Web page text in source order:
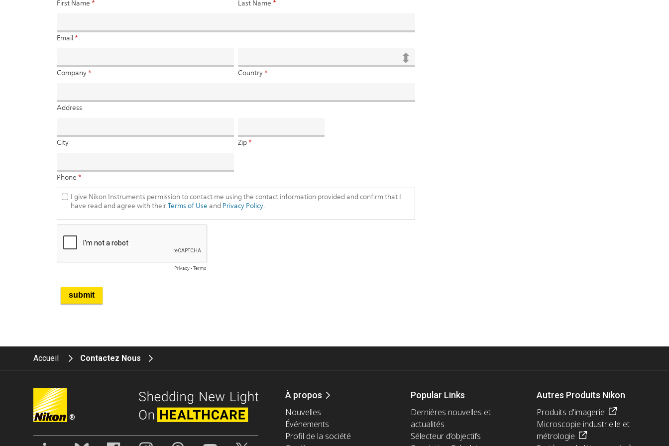
Accueil Contactez Nous
®
À propos
Nouvelles
Événements
Profil de la société
Popular Links
Dernières nouvelles et
actualités
Sélecteur d’objectifs
Autres Produits Nikon
Produits d'imagerie
Microscopie industrielle et
métrologie